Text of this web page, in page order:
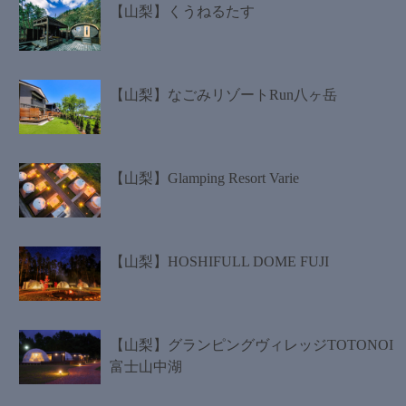
【山梨】くうねるたす
【山梨】なごみリゾートRun八ヶ岳
【山梨】Glamping Resort Varie
【山梨】HOSHIFULL DOME FUJI
【山梨】グランピングヴィレッジTOTONOI
富士山中湖